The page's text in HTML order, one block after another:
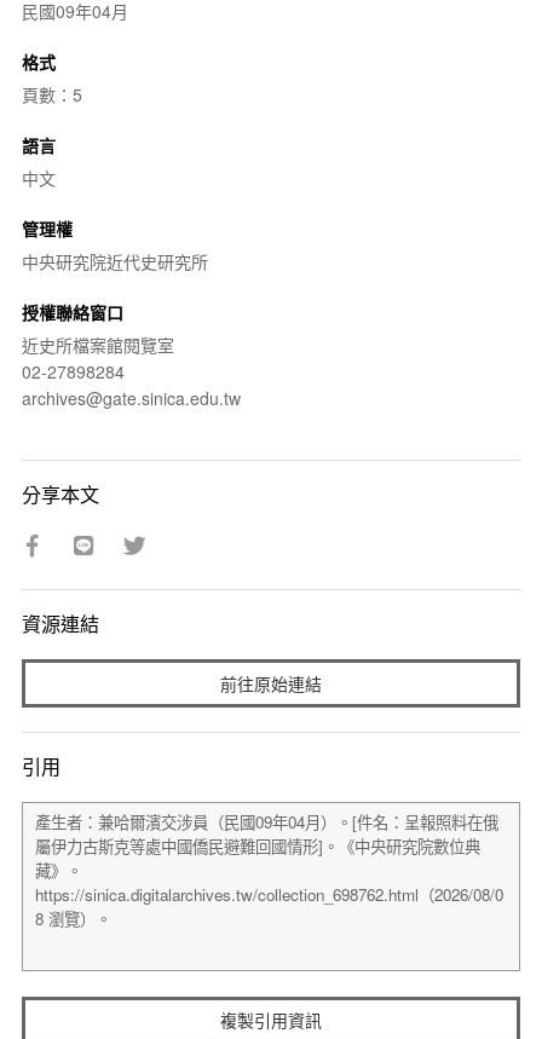
民國09年04月
格式
頁數：5
語言
中文
管理權
中央研究院近代史研究所
授權聯絡窗口
近史所檔案館閱覽室
02-27898284
archives@gate.sinica.edu.tw
分享本文
資源連結
前往原始連結
引用
複製引用資訊